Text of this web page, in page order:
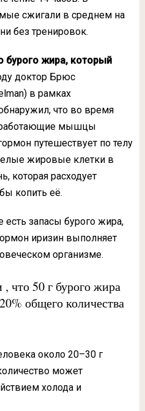
сжигали в среднем на
без тренировок.
жира, который
доктор Брюс
в рамках
что во время
работающие мышцы
путешествует по телу
жировые клетки в
которая расходует
копить её.
запасы бурого жира,
иризин выполняет
организме.
что 50 г бурого жира
общего количества
около 20–30 г
может
холода и